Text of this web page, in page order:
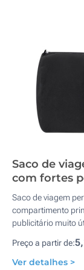
Saco de
com fortes
Saco de viagem
compartimento
publicitário muito
Preço a partir de:
Ver detalhes >